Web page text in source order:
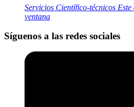
Servicios Científico-técnicos Este
ventana
Síguenos a las redes sociales